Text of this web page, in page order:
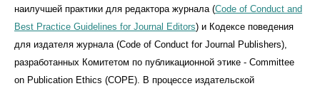
наилучшей практики для редактора журнала (Code of Conduct and
Best Practice Guidelines for Journal Editors) и Кодексе поведения
для издателя журнала (Code of Conduct for Journal Publishers),
разработанных Комитетом по публикационной этике - Committee
on Publication Ethics (COPE). В процессе издательской